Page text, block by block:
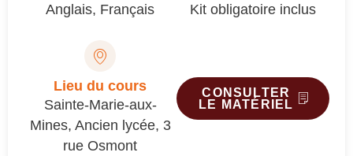
Anglais, Français
Kit obligatoire inclus
Lieu du cours
Sainte-Marie-aux-
Mines, Ancien lycée, 3
rue Osmont
CONSULTER
LE MATÉRIEL